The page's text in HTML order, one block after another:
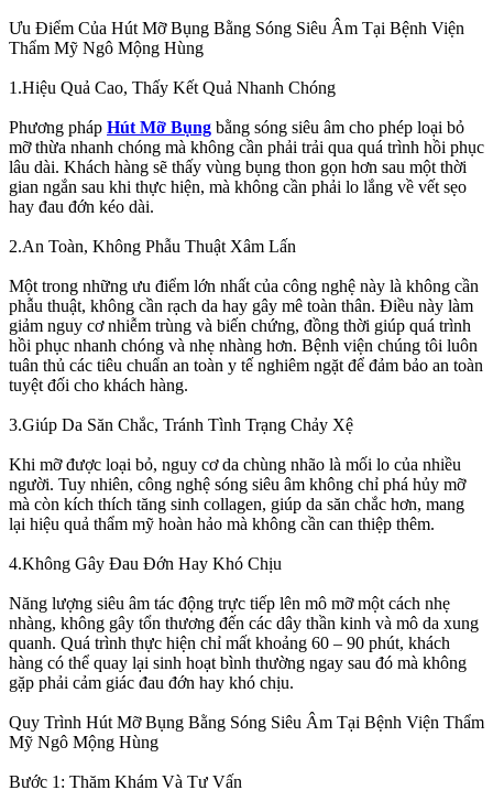
Ưu Điểm Của Hút Mỡ Bụng Bằng Sóng Siêu Âm Tại Bệnh Viện
Thẩm Mỹ Ngô Mộng Hùng
1.Hiệu Quả Cao, Thấy Kết Quả Nhanh Chóng
Phương pháp Hút Mỡ Bụng bằng sóng siêu âm cho phép loại bỏ
mỡ thừa nhanh chóng mà không cần phải trải qua quá trình hồi phục
lâu dài. Khách hàng sẽ thấy vùng bụng thon gọn hơn sau một thời
gian ngắn sau khi thực hiện, mà không cần phải lo lắng về vết sẹo
hay đau đớn kéo dài.
2.An Toàn, Không Phẫu Thuật Xâm Lấn
Một trong những ưu điểm lớn nhất của công nghệ này là không cần
phẫu thuật, không cần rạch da hay gây mê toàn thân. Điều này làm
giảm nguy cơ nhiễm trùng và biến chứng, đồng thời giúp quá trình
hồi phục nhanh chóng và nhẹ nhàng hơn. Bệnh viện chúng tôi luôn
tuân thủ các tiêu chuẩn an toàn y tế nghiêm ngặt để đảm bảo an toàn
tuyệt đối cho khách hàng.
3.Giúp Da Săn Chắc, Tránh Tình Trạng Chảy Xệ
Khi mỡ được loại bỏ, nguy cơ da chùng nhão là mối lo của nhiều
người. Tuy nhiên, công nghệ sóng siêu âm không chỉ phá hủy mỡ
mà còn kích thích tăng sinh collagen, giúp da săn chắc hơn, mang
lại hiệu quả thẩm mỹ hoàn hảo mà không cần can thiệp thêm.
4.Không Gây Đau Đớn Hay Khó Chịu
Năng lượng siêu âm tác động trực tiếp lên mô mỡ một cách nhẹ
nhàng, không gây tổn thương đến các dây thần kinh và mô da xung
quanh. Quá trình thực hiện chỉ mất khoảng 60 – 90 phút, khách
hàng có thể quay lại sinh hoạt bình thường ngay sau đó mà không
gặp phải cảm giác đau đớn hay khó chịu.
Quy Trình Hút Mỡ Bụng Bằng Sóng Siêu Âm Tại Bệnh Viện Thẩm
Mỹ Ngô Mộng Hùng
Bước 1: Thăm Khám Và Tư Vấn